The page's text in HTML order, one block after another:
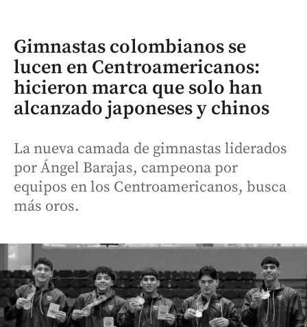
Gimnastas colombianos se
lucen en Centroamericanos:
hicieron marca que solo han
alcanzado japoneses y chinos
La nueva camada de gimnastas liderados
por Ángel Barajas, campeona por
equipos en los Centroamericanos, busca
más oros.